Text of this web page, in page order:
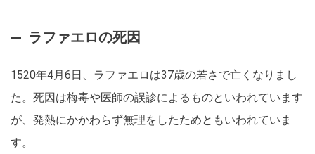
ラファエロの死因
1520年4月6日、ラファエロは37歳の若さで亡くなりまし
た。死因は梅毒や医師の誤診によるものといわれています
が、発熱にかかわらず無理をしたためともいわれていま
す。